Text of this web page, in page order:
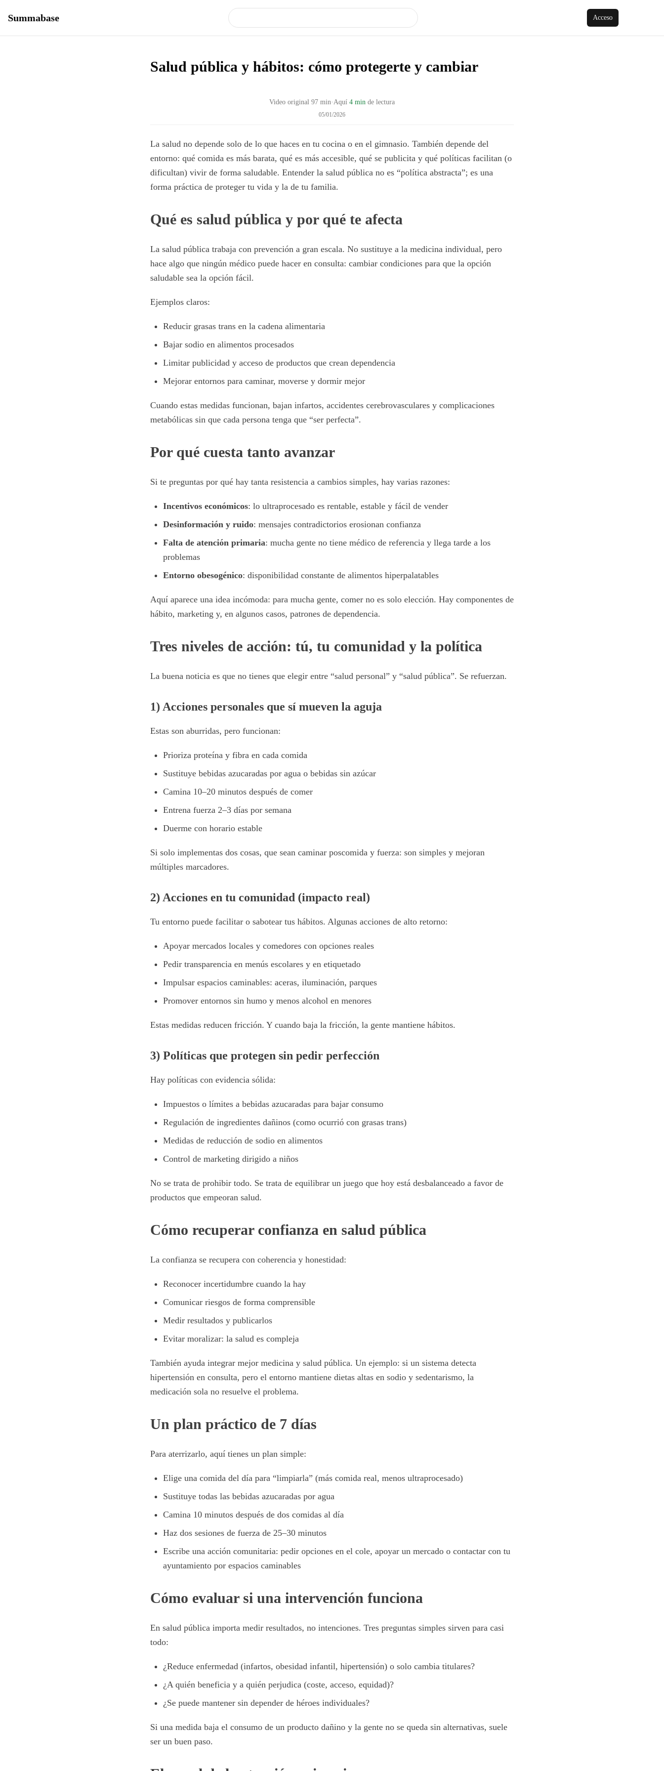
Summabase Acceso
Salud pública y hábitos: cómo protegerte y cambiar
Video original 97 min·Aquí 4 min de lectura
05/01/2026
La salud no depende solo de lo que haces en tu cocina o en el gimnasio. También depende del
entorno: qué comida es más barata, qué es más accesible, qué se publicita y qué políticas facilitan (o
dificultan) vivir de forma saludable. Entender la salud pública no es “política abstracta”; es una
forma práctica de proteger tu vida y la de tu familia.
Qué es salud pública y por qué te afecta
La salud pública trabaja con prevención a gran escala. No sustituye a la medicina individual, pero
hace algo que ningún médico puede hacer en consulta: cambiar condiciones para que la opción
saludable sea la opción fácil.
Ejemplos claros:
Reducir grasas trans en la cadena alimentaria
Bajar sodio en alimentos procesados
Limitar publicidad y acceso de productos que crean dependencia
Mejorar entornos para caminar, moverse y dormir mejor
Cuando estas medidas funcionan, bajan infartos, accidentes cerebrovasculares y complicaciones
metabólicas sin que cada persona tenga que “ser perfecta”.
Por qué cuesta tanto avanzar
Si te preguntas por qué hay tanta resistencia a cambios simples, hay varias razones:
Incentivos económicos: lo ultraprocesado es rentable, estable y fácil de vender
Desinformación y ruido: mensajes contradictorios erosionan confianza
Falta de atención primaria: mucha gente no tiene médico de referencia y llega tarde a los
problemas
Entorno obesogénico: disponibilidad constante de alimentos hiperpalatables
Aquí aparece una idea incómoda: para mucha gente, comer no es solo elección. Hay componentes de
hábito, marketing y, en algunos casos, patrones de dependencia.
Tres niveles de acción: tú, tu comunidad y la política
La buena noticia es que no tienes que elegir entre “salud personal” y “salud pública”. Se refuerzan.
1) Acciones personales que sí mueven la aguja
Estas son aburridas, pero funcionan:
Prioriza proteína y fibra en cada comida
Sustituye bebidas azucaradas por agua o bebidas sin azúcar
Camina 10–20 minutos después de comer
Entrena fuerza 2–3 días por semana
Duerme con horario estable
Si solo implementas dos cosas, que sean caminar poscomida y fuerza: son simples y mejoran
múltiples marcadores.
2) Acciones en tu comunidad (impacto real)
Tu entorno puede facilitar o sabotear tus hábitos. Algunas acciones de alto retorno:
Apoyar mercados locales y comedores con opciones reales
Pedir transparencia en menús escolares y en etiquetado
Impulsar espacios caminables: aceras, iluminación, parques
Promover entornos sin humo y menos alcohol en menores
Estas medidas reducen fricción. Y cuando baja la fricción, la gente mantiene hábitos.
3) Políticas que protegen sin pedir perfección
Hay políticas con evidencia sólida:
Impuestos o límites a bebidas azucaradas para bajar consumo
Regulación de ingredientes dañinos (como ocurrió con grasas trans)
Medidas de reducción de sodio en alimentos
Control de marketing dirigido a niños
No se trata de prohibir todo. Se trata de equilibrar un juego que hoy está desbalanceado a favor de
productos que empeoran salud.
Cómo recuperar confianza en salud pública
La confianza se recupera con coherencia y honestidad:
Reconocer incertidumbre cuando la hay
Comunicar riesgos de forma comprensible
Medir resultados y publicarlos
Evitar moralizar: la salud es compleja
También ayuda integrar mejor medicina y salud pública. Un ejemplo: si un sistema detecta
hipertensión en consulta, pero el entorno mantiene dietas altas en sodio y sedentarismo, la
medicación sola no resuelve el problema.
Un plan práctico de 7 días
Para aterrizarlo, aquí tienes un plan simple:
Elige una comida del día para “limpiarla” (más comida real, menos ultraprocesado)
Sustituye todas las bebidas azucaradas por agua
Camina 10 minutos después de dos comidas al día
Haz dos sesiones de fuerza de 25–30 minutos
Escribe una acción comunitaria: pedir opciones en el cole, apoyar un mercado o contactar con tu
ayuntamiento por espacios caminables
Cómo evaluar si una intervención funciona
En salud pública importa medir resultados, no intenciones. Tres preguntas simples sirven para casi
todo:
¿Reduce enfermedad (infartos, obesidad infantil, hipertensión) o solo cambia titulares?
¿A quién beneficia y a quién perjudica (coste, acceso, equidad)?
¿Se puede mantener sin depender de héroes individuales?
Si una medida baja el consumo de un producto dañino y la gente no se queda sin alternativas, suele
ser un buen paso.